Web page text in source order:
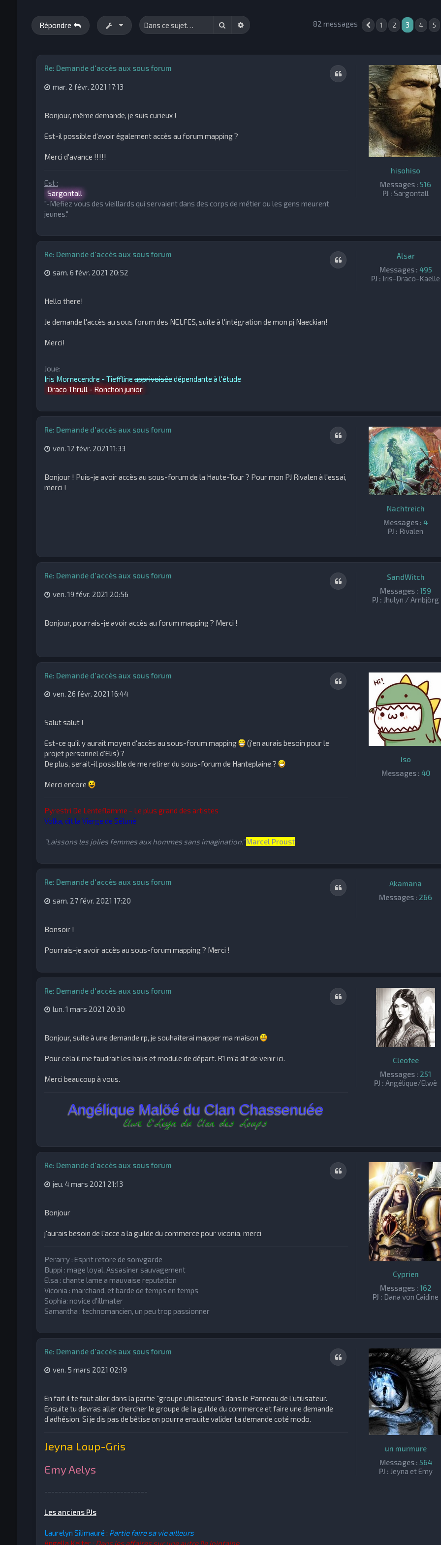
Répondre RechercherRecherche avancée 82 messages Précédente
1 2 3 4 5
hisohiso
Messages : 516
PJ : Sargontall
Re: Demande d'accès aux sous forum
Citation
mar. 2 févr. 2021 17:13
Bonjour, même demande, je suis curieux !
Est-il possible d'avoir également accès au forum mapping ?
Merci d'avance !!!!!
Est :
Sargontall
"-Mefiez vous des vieillards qui servaient dans des corps de métier ou les gens meurent
jeunes."
Alsar
Messages : 495
PJ : Iris-Draco-Kaelle
Re: Demande d'accès aux sous forum
Citation
sam. 6 févr. 2021 20:52
Hello there!
Je demande l'accès au sous forum des NELFES, suite à l'intégration de mon pj Naeckian!
Merci!
Joue:
Iris Mornecendre - Tiefflineapprivoiséedépendante à l'étude
Draco Thrull - Ronchon junior
Nachtreich
Messages : 4
PJ : Rivalen
Re: Demande d'accès aux sous forum
Citation
ven. 12 févr. 2021 11:33
Bonjour ! Puis-je avoir accès au sous-forum de la Haute-Tour ? Pour mon PJ Rivalen à l'essai,
merci !
SandWitch
Messages : 159
PJ : Jhulyn / Arnbjörg
Re: Demande d'accès aux sous forum
Citation
ven. 19 févr. 2021 20:56
Bonjour, pourrais-je avoir accès au forum mapping ? Merci !
Iso
Messages : 40
Re: Demande d'accès aux sous forum
Citation
ven. 26 févr. 2021 16:44
Salut salut !
Est-ce qu'il y aurait moyen d'accès au sous-forum mapping
(j'en aurais besoin pour le
projet personnel d'Elis) ?
De plus, serait-il possible de me retirer du sous-forum de Hanteplaine ?
Merci encore
Pyrestri De Lenteflamme - Le plus grand des artistes
Volka, dit la Vierge de Séluné
"Laissons les jolies femmes aux hommes sans imagination." Marcel Proust
Akamana
Messages : 266
Re: Demande d'accès aux sous forum
Citation
sam. 27 févr. 2021 17:20
Bonsoir !
Pourrais-je avoir accès au sous-forum mapping ? Merci !
Cleofee
Messages : 251
PJ : Angélique/Elwë
Re: Demande d'accès aux sous forum
Citation
lun. 1 mars 2021 20:30
Bonjour, suite à une demande rp, je souhaiterai mapper ma maison
Pour cela il me faudrait les haks et module de départ. R1 m'a dit de venir ici.
Merci beaucoup à vous.
Angélique Malöé du Clan Chassenuée
Elwë E'Leyn du Clan des Loups
Cyprien
Messages : 162
PJ : Dana von Caidine
Re: Demande d'accès aux sous forum
Citation
jeu. 4 mars 2021 21:13
Bonjour
j'aurais besoin de l'acce a la guilde du commerce pour viconia, merci
Perarry : Esprit retore de sonvgarde
Buppi : mage loyal, Assasiner sauvagement
Elsa : chante lame a mauvaise reputation
Viconia : marchand, et barde de temps en temps
Sophia: novice d'illmater
Samantha : technomancien, un peu trop passionner
un murmure
Messages : 564
PJ : Jeyna et Emy
Re: Demande d'accès aux sous forum
Citation
ven. 5 mars 2021 02:19
En fait il te faut aller dans la partie "groupe utilisateurs" dans le Panneau de l’utilisateur.
Ensuite tu devras aller chercher le groupe de la guilde du commerce et faire une demande
d’adhésion. Si je dis pas de bêtise on pourra ensuite valider ta demande coté modo.
Jeyna Loup-Gris
Emy Aelys
------------------------------
Les anciens PJs
Laurelyn Silimaurë : Partie faire sa vie ailleurs
Angella Kelter : Dans les affaires sur une autre île lointaine